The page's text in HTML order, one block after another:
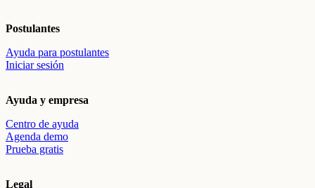
Postulantes
Ayuda para postulantes
Iniciar sesión
Ayuda y empresa
Centro de ayuda
Agenda demo
Prueba gratis
Legal